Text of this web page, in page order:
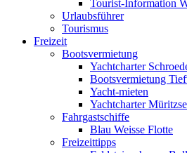
Tourist-Information
Urlaubsführer
Tourismus
Freizeit
Bootsvermietung
Yachtcharter
Bootsvermietung
Yacht-mieten
Yachtcharter
Fahrgastschiffe
Blau Weisse Flotte
Freizeittipps